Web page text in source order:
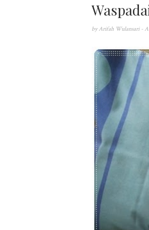
by Arifah Wulansari -